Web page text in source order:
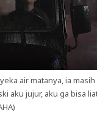
air matanya, ia
aku jujur, aku ga bisa